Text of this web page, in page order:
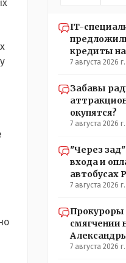
группе
контроль,
Мы решили. что
иначе?
IT-
кредиты на
7 августа 2026 г.
Забавы
окупятся?
7 августа 2026 г.
"Через
входа и
автобусах
7 августа 2026 г.
Прокуроры
смягчении
7 августа 2026 г.